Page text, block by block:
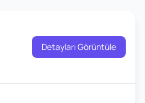
Detayları Görüntüle